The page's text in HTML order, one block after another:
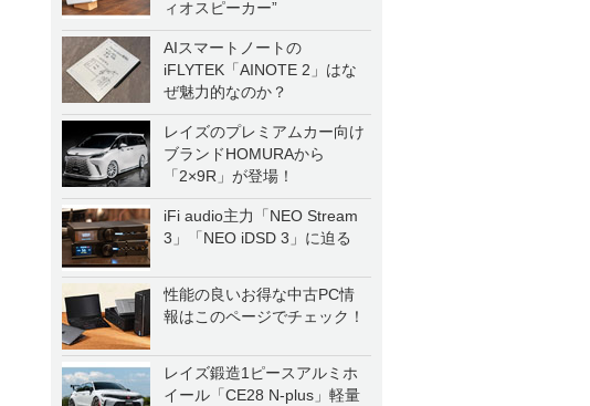
ィオスピーカー”
AIスマートノートの
iFLYTEK「AINOTE 2」はな
ぜ魅力的なのか？
レイズのプレミアムカー向け
ブランドHOMURAから
「2×9R」が登場！
iFi audio主力「NEO Stream
3」「NEO iDSD 3」に迫る
性能の良いお得な中古PC情
報はこのページでチェック！
レイズ鍛造1ピースアルミホ
イール「CE28 N-plus」軽量